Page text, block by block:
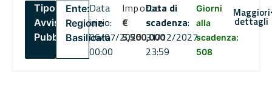
Tipo:
Avviso
Pubblico
Ente:
Regione
Basilicata
Data
inizio:
06/07/2026
00:00
Importo
€
5,500,000
Data di
scadenza:
31/12/2027
23:59
Giorni
alla
scadenza:
508
Maggiori
dettagli